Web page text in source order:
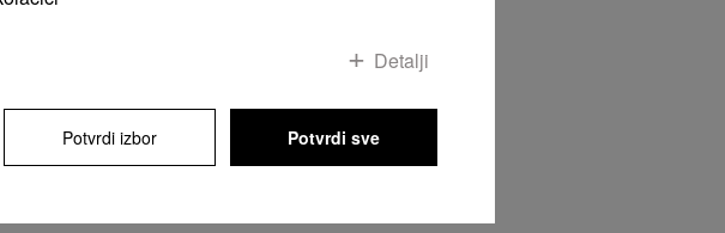
zagrevanja, šerpe raznih veličina mogu
Detalji
Potvrdi izbor Potvrdi sve